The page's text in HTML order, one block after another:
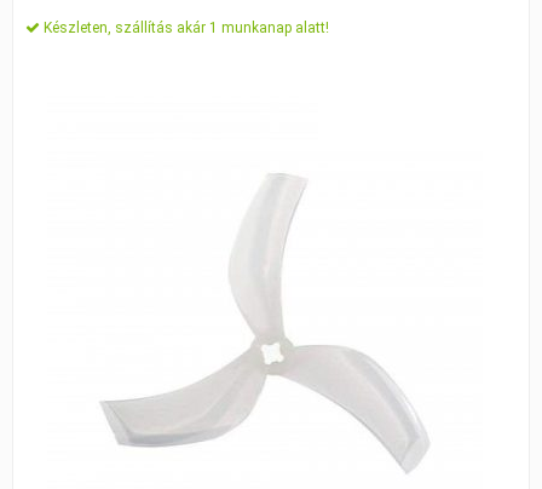
Készleten, szállítás akár 1 munkanap alatt!